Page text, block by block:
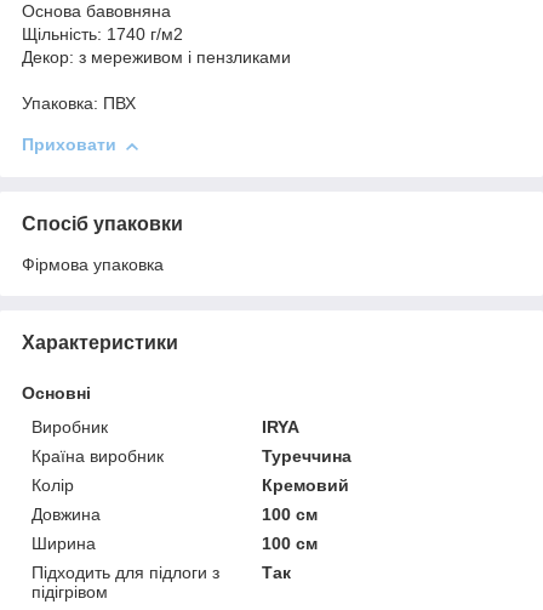
Основа бавовняна
Щільність: 1740 г/м2
Декор: з мереживом і пензликами
Упаковка: ПВХ
Приховати
Спосіб упаковки
Фірмова упаковка
Характеристики
Основні
Виробник
IRYA
Країна виробник
Туреччина
Колір
Кремовий
Довжина
100 см
Ширина
100 см
Підходить для підлоги з
підігрівом
Так